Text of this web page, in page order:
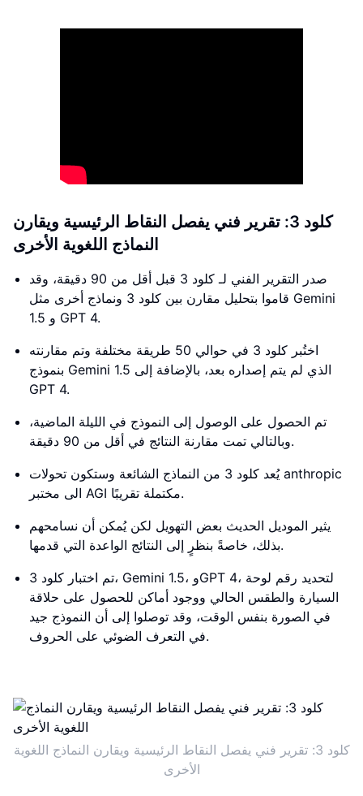
كلود 3: تقرير فني يفصل النقاط الرئيسية ويقارن
النماذج اللغوية الأخرى
صدر التقرير الفني لـ كلود 3 قبل أقل من 90 دقيقة، وقد
قاموا بتحليل مقارن بين كلود 3 ونماذج أخرى مثل Gemini
1.5 و GPT 4.
اختُبر كلود 3 في حوالي 50 طريقة مختلفة وتم مقارنته
بنموذج Gemini 1.5 الذي لم يتم إصداره بعد، بالإضافة إلى
GPT 4.
تم الحصول على الوصول إلى النموذج في الليلة الماضية،
وبالتالي تمت مقارنة النتائج في أقل من 90 دقيقة.
يُعد كلود 3 من النماذج الشائعة وستكون تحولات anthropic
الى مختبر AGI مكتملة تقريبًا.
يثير الموديل الحديث بعض التهويل لكن يُمكن أن نسامحهم
بذلك، خاصةً بنظرٍ إلى النتائج الواعدة التي قدمها.
تم اختبار كلود 3، Gemini 1.5، وGPT 4، لتحديد رقم لوحة
السيارة والطقس الحالي ووجود أماكن للحصول على حلاقة
في الصورة بنفس الوقت، وقد توصلوا إلى أن النموذج جيد
في التعرف الضوئي على الحروف.
كلود 3: تقرير فني يفصل النقاط الرئيسية ويقارن النماذج اللغوية
الأخرى